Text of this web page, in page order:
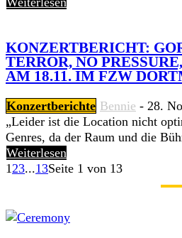
KONZERTBERICHT:
TERROR, NO
AM 18.11. IM FZW
Konzertberichte Bennie - 28.
„Leider ist die Location nicht
Genres, da der Raum und die
Weiterlesen
123...13Seite 1 von 13